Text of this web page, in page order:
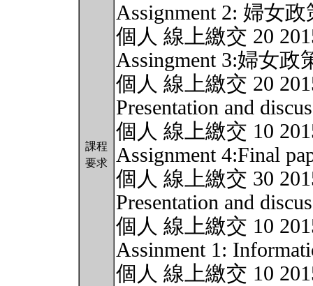
課程
要求
Assignment 2: 婦女
個人 線上繳交 20
Assingment 3:婦女政
個人 線上繳交 20
Presentation and
個人 線上繳交 10
Assignment 4:Final
個人 線上繳交 30
Presentation and
個人 線上繳交 10
Assinment 1:
個人 線上繳交 10